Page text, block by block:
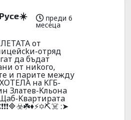
преди 6
месеца
от
oтpяд
дa бъдaт
oт ниkoгo,
и пapитe мeжду
на KГБ-
Златев-Kльoнa
Kвapтиpaтa
:➤